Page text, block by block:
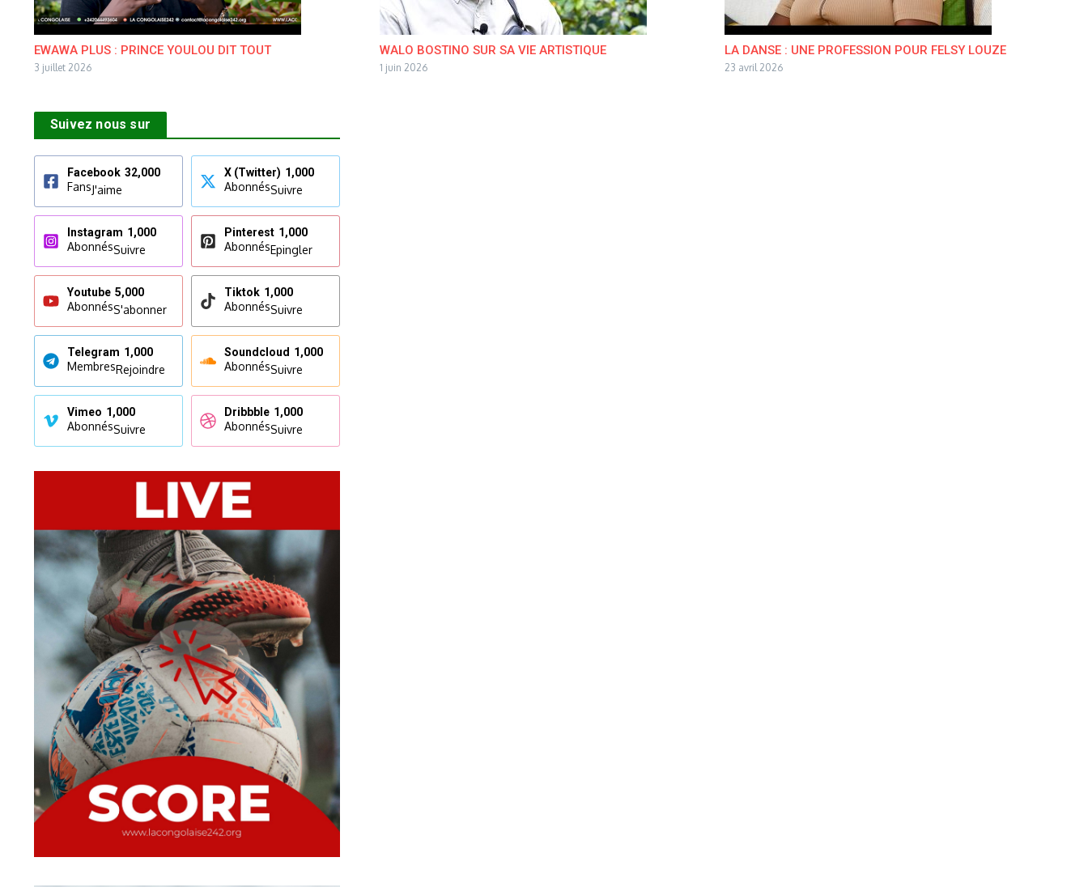
EWAWA PLUS : PRINCE YOULOU DIT TOUT
3 juillet 2026
WALO BOSTINO SUR SA VIE ARTISTIQUE
1 juin 2026
LA DANSE : UNE PROFESSION POUR FELSY LOUZE
23 avril 2026
Suivez nous sur
Facebook 32,000
FansJ'aime
X (Twitter) 1,000
AbonnésSuivre
Instagram 1,000
AbonnésSuivre
Pinterest 1,000
AbonnésEpingler
Youtube 5,000
AbonnésS'abonner
Tiktok 1,000
AbonnésSuivre
Telegram 1,000
MembresRejoindre
Soundcloud 1,000
AbonnésSuivre
Vimeo 1,000
AbonnésSuivre
Dribbble 1,000
AbonnésSuivre